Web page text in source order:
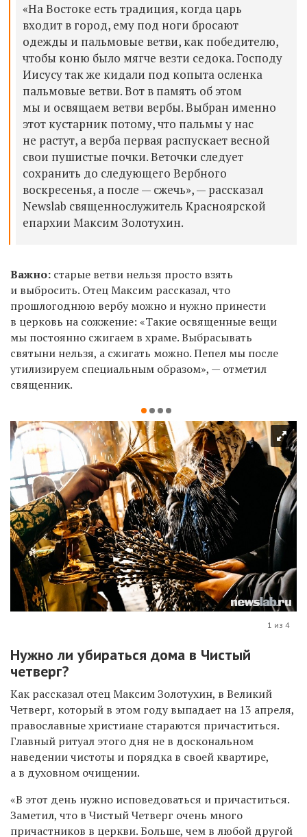
«На Востоке есть традиция, когда царь
входит в город, ему под ноги бросают
одежды и пальмовые ветви, как победителю,
чтобы коню было мягче везти седока. Господу
Иисусу так же кидали под копыта осленка
пальмовые ветви. Вот в память об этом
мы и освящаем ветви вербы. Выбран именно
этот кустарник потому, что пальмы у нас
не растут, а верба первая распускает весной
свои пушистые почки. Веточки следует
сохранить до следующего Вербного
воскресенья, а после — сжечь», — рассказал
Newslab священнослужитель Красноярской
епархии Максим Золотухин.
Важно: старые ветви нельзя просто взять
и выбросить. Отец Максим рассказал, что
прошлогоднюю вербу можно и нужно принести
в церковь на сожжение: «Такие освященные вещи
мы постоянно сжигаем в храме. Выбрасывать
святыни нельзя, а сжигать можно. Пепел мы после
утилизируем специальным образом», — отметил
священник.
1 из 4
Нужно ли убираться дома в Чистый
четверг?
Как рассказал отец Максим Золотухин, в Великий
Четверг, который в этом году выпадает на 13 апреля,
православные христиане стараются причаститься.
Главный ритуал этого дня не в доскональном
наведении чистоты и порядка в своей квартире,
а в духовном очищении.
«В этот день нужно исповедоваться и причаститься.
Заметил, что в Чистый Четверг очень много
причастников в церкви. Больше, чем в любой другой